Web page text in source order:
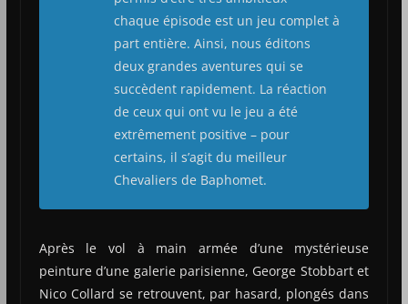
chaque épisode est un jeu complet à
part entière. Ainsi, nous éditons
deux grandes aventures qui se
succèdent rapidement. La réaction
de ceux qui ont vu le jeu a été
extrêmement positive – pour
certains, il s’agit du meilleur
Chevaliers de Baphomet.
Après le vol à main armée d’une mystérieuse
peinture d’une galerie parisienne, George Stobbart et
Nico Collard se retrouvent, par hasard, plongés dans